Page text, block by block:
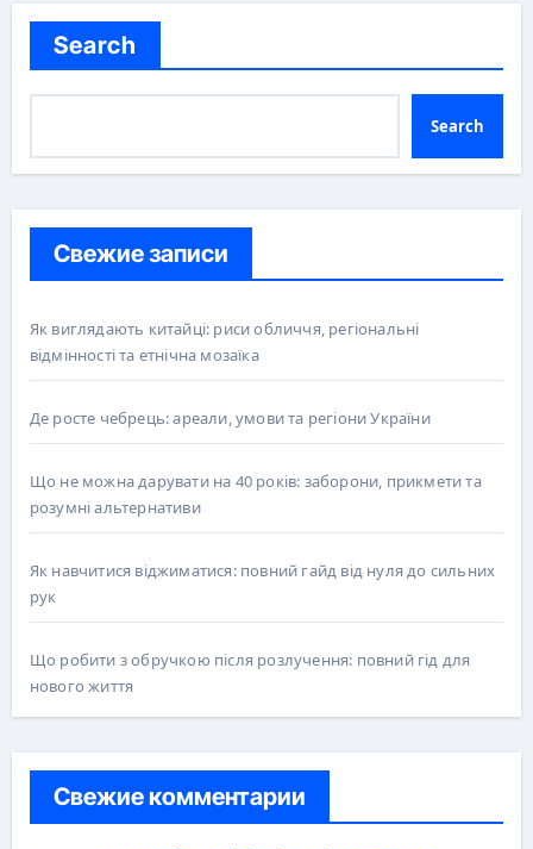
Search
Search
Свежие записи
Як виглядають китайці: риси обличчя, регіональні
відмінності та етнічна мозаїка
Де росте чебрець: ареали, умови та регіони України
Що не можна дарувати на 40 років: заборони, прикмети та
розумні альтернативи
Як навчитися віджиматися: повний гайд від нуля до сильних
рук
Що робити з обручкою після розлучення: повний гід для
нового життя
Свежие комментарии